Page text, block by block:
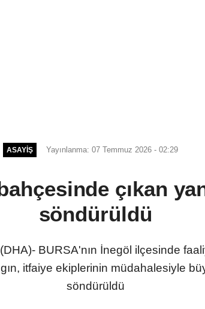
ASAYIŞ Yayınlanma: 07 Temmuz 2026 - 02:29
çıkan
söndürüldü
BURSA'nın İnegöl ilçesinde
itfaiye ekiplerinin müdahalesiyle
söndürüldü